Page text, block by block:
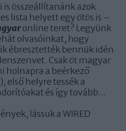
összeállítanánk azok
lista helyett egy ötös is –
online teret? Legyünk
olvasóinkat, hogy
ébresztették bennük idén
Csak öt magyar
holnapra a beérkező
első helyre tessék a
és így tovább...
lássuk a WIRED